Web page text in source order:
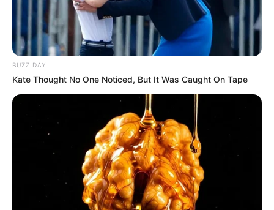
teremteni maguk körül. És nem csak a gyerekek,
hanem a felnőttek is könnyen stand-up
komikusokká válhatnak, akik minden családi
összejövetelt igazi műsorrá varázsolnak.
Szerencsére a nevetés feléleszti az emberek
közötti kötelékeket, valamint távol tartja az
Szeretnénk, ha megnéznétek 15 olyan esetet,
amikor a család élete showműsorrá változott, ami
sokféle érzelmet hozott az embereknek.
“Egy másodpercre hátat fordítok, és ezt csinálja a